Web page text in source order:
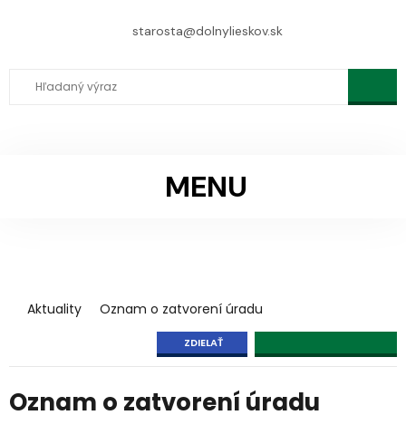
starosta@dolnylieskov.sk
MENU
Aktuality Oznam o zatvorení úradu
ZDIELAŤ
Oznam o zatvorení úradu